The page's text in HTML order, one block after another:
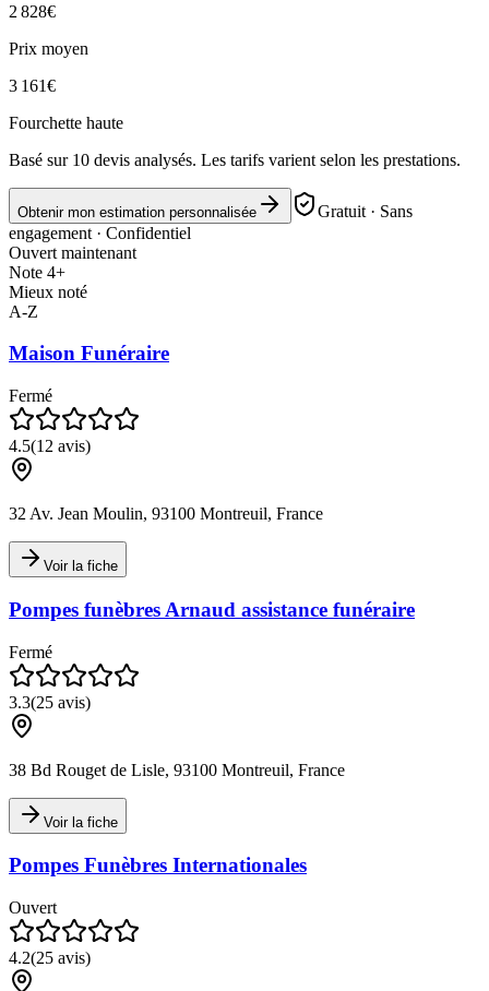
2 828€
Prix moyen
3 161€
Fourchette haute
Basé sur 10 devis analysés. Les tarifs varient selon les prestations.
Obtenir mon estimation personnalisée
Gratuit · Sans
engagement · Confidentiel
Ouvert maintenant
Note 4+
Mieux noté
A-Z
Maison Funéraire
Fermé
4.5(12 avis)
32 Av. Jean Moulin, 93100 Montreuil, France
Voir la fiche
Pompes funèbres Arnaud assistance funéraire
Fermé
3.3(25 avis)
38 Bd Rouget de Lisle, 93100 Montreuil, France
Voir la fiche
Pompes Funèbres Internationales
Ouvert
4.2(25 avis)